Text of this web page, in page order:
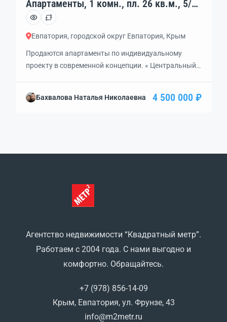
Апартаменты, 1 комн., пл. 26 кв.м., 5/10
эт., код: 425785
Евпатория, городской округ Евпатория, Крым
Продаются апартаменты по индивидуальному
проекту в современной концепции. « Центральный»
променадной аллеей и сквером с фонтаном, что в
Бахвалова Наталья Николаевна 4 500 000 ₽
Агентство недвижимости “Квадратный метр”.
Работаем с 2004 года. С нами выгодно и
комфортно. Обращайтесь.
+7 (978) 856-14-09
Крым, Евпатория, ул. Фрунзе, 43
info@m2metr.ru